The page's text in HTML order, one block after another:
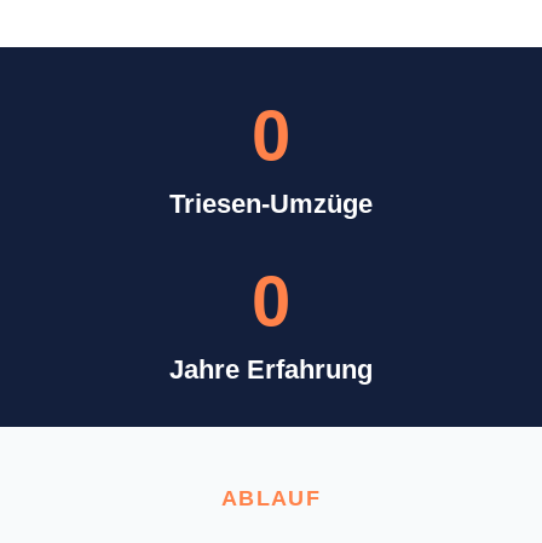
Triesen-Umzüge
0
Jahre Erfahrung
0
ABLAUF